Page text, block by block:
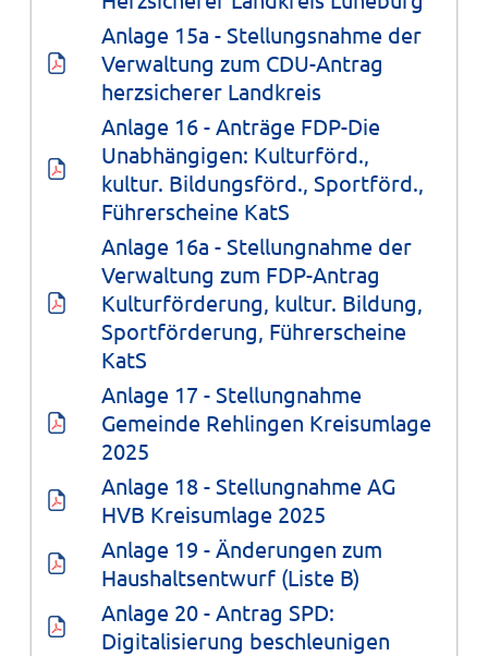
Anlage 15a - Stellungsnahme der
Verwaltung zum CDU-Antrag
herzsicherer Landkreis
Anlage 16 - Anträge FDP-Die
Unabhängigen: Kulturförd.,
kultur. Bildungsförd., Sportförd.,
Führerscheine KatS
Anlage 16a - Stellungnahme der
Verwaltung zum FDP-Antrag
Kulturförderung, kultur. Bildung,
Sportförderung, Führerscheine
KatS
Anlage 17 - Stellungnahme
Gemeinde Rehlingen Kreisumlage
2025
Anlage 18 - Stellungnahme AG
HVB Kreisumlage 2025
Anlage 19 - Änderungen zum
Haushaltsentwurf (Liste B)
Anlage 20 - Antrag SPD:
Digitalisierung beschleunigen